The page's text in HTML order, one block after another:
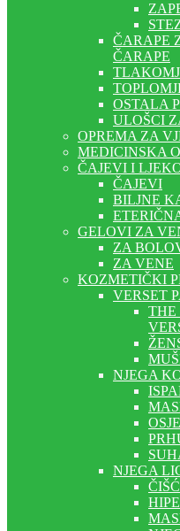
ČARAPE
ČARAPE
OSTALA
ULOŠCI
OPREMA ZA
MEDICINSKA
ČAJEVI I
ČAJEVI
BILJNE
GELOVI ZA
ZA
ZA VENE
KOZMETIČKI
VERSET
THE
NJEGA
NJEGA